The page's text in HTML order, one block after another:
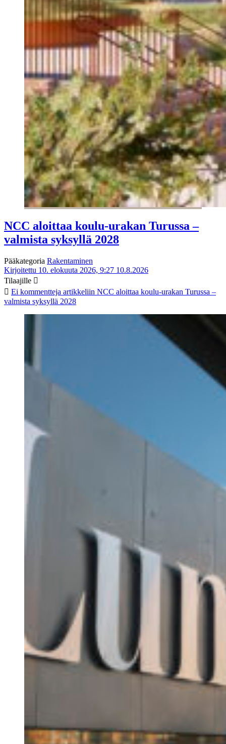
NCC aloittaa koulu-urakan Turussa –
valmista syksyllä 2028
Pääkategoria Rakentaminen
Kirjoitettu 10. elokuuta 2026, 9:27 10.8.2026
Tilaajille
Ei kommentteja artikkeliin NCC aloittaa koulu-urakan Turussa –
valmista syksyllä 2028